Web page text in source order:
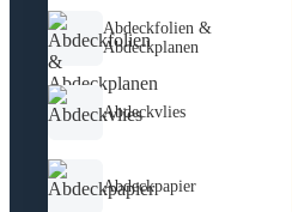
Abdeckfolien &
Abdeckplanen
Abdeckvlies
Abdeckpapier